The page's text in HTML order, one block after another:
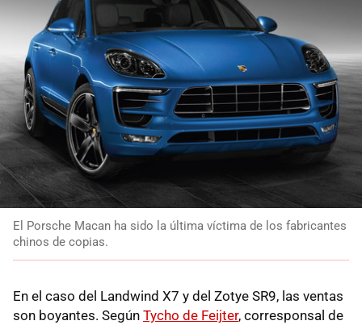
El Porsche Macan ha sido la última víctima de los fabricantes
chinos de copias.
En el caso del Landwind X7 y del Zotye SR9, las ventas
son boyantes. Según Tycho de Feijter, corresponsal de